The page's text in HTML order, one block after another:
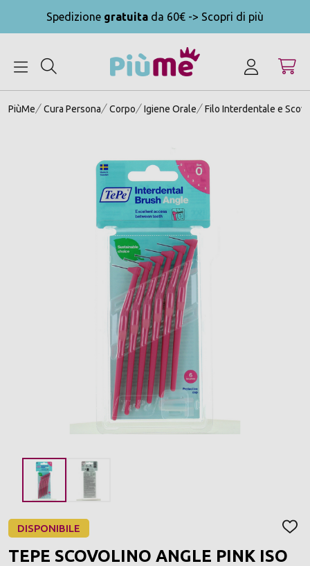
Spedizione gratuita da 60€ -> Scopri di più
PiùMe Cura Persona Corpo Igiene Orale Filo Interdentale e
DISPONIBILE
TEPE SCOVOLINO ANGLE PINK ISO